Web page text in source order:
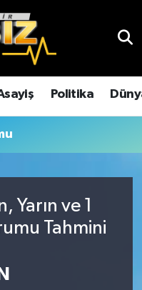
Politika
Yarın ve 1
Tahmini
ve Fikstür